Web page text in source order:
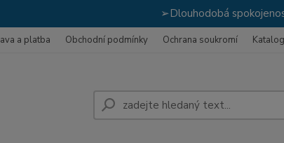
➢Dlouhodobá
a platba Obchodní podmínky Ochrana soukromí